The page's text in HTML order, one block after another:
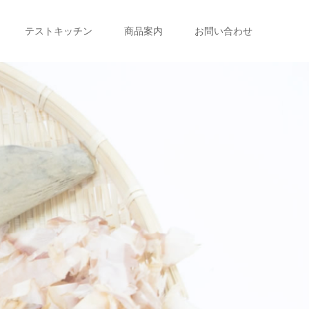
テストキッチン 商品案内 お問い合わせ